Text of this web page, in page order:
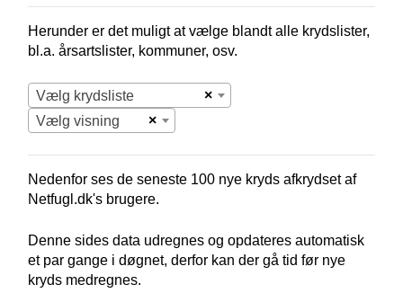
Herunder er det muligt at vælge blandt alle krydslister,
bl.a. årsartslister, kommuner, osv.
×
Vælg krydsliste
×
Vælg visning
Nedenfor ses de seneste 100 nye kryds afkrydset af
Netfugl.dk's brugere.
Denne sides data udregnes og opdateres automatisk
et par gange i døgnet, derfor kan der gå tid før nye
kryds medregnes.